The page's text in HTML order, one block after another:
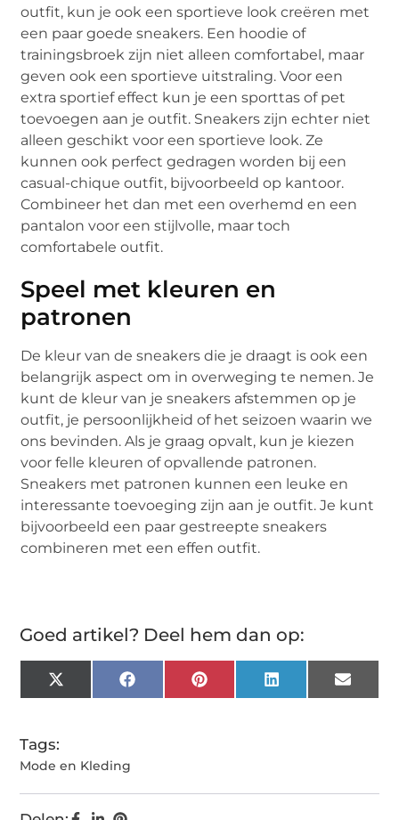
outfit, kun je ook een sportieve look creëren met
een paar goede sneakers. Een hoodie of
trainingsbroek zijn niet alleen comfortabel, maar
geven ook een sportieve uitstraling. Voor een
extra sportief effect kun je een sporttas of pet
toevoegen aan je outfit. Sneakers zijn echter niet
alleen geschikt voor een sportieve look. Ze
kunnen ook perfect gedragen worden bij een
casual-chique outfit, bijvoorbeeld op kantoor.
Combineer het dan met een overhemd en een
pantalon voor een stijlvolle, maar toch
comfortabele outfit.
Speel met kleuren en
patronen
De kleur van de sneakers die je draagt is ook een
belangrijk aspect om in overweging te nemen. Je
kunt de kleur van je sneakers afstemmen op je
outfit, je persoonlijkheid of het seizoen waarin we
ons bevinden. Als je graag opvalt, kun je kiezen
voor felle kleuren of opvallende patronen.
Sneakers met patronen kunnen een leuke en
interessante toevoeging zijn aan je outfit. Je kunt
bijvoorbeeld een paar gestreepte sneakers
combineren met een effen outfit.
Goed artikel? Deel hem dan op:
X
(Twitter)
FacebookPinterest LinkedIn Email
Tags:
Mode en Kleding